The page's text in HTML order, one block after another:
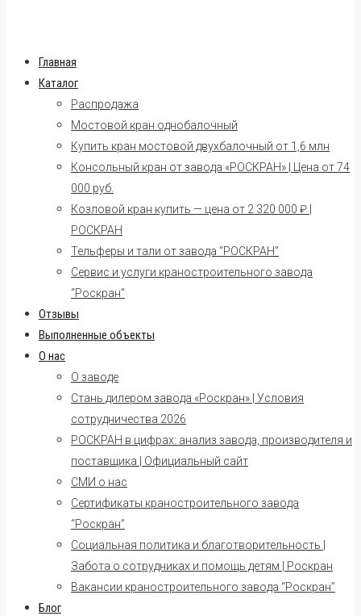
Главная
Каталог
Распродажа
Мостовой кран однобалочный
Купить кран мостовой двухбалочный от 1,6 млн
Консольный кран от завода «РОСКРАН» | Цена от 74
000 руб.
Козловой кран купить — цена от 2 320 000 ₽ |
РОСКРАН
Тельферы и тали от завода “РОСКРАН”
Сервис и услуги краностроительного завода
“Роскран”
Отзывы
Выполненные объекты
О нас
О заводе
Стань дилером завода «Роскран» | Условия
сотрудничества 2026
РОСКРАН в цифрах: анализ завода, производителя и
поставщика | Официальный сайт
СМИ о нас
Сертификаты краностроительного завода
“Роскран”
Социальная политика и благотворительность |
Забота о сотрудниках и помощь детям | Роскран
Вакансии краностроительного завода “Роскран”
Блог